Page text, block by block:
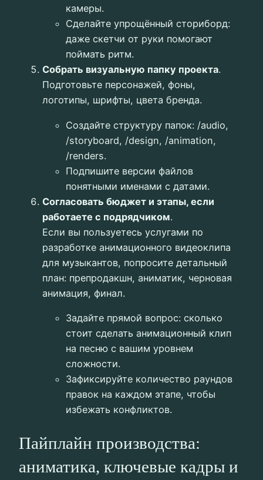
камеры.
Сделайте упрощённый сториборд:
даже скетчи от руки помогают
поймать ритм.
Собрать визуальную папку проекта.
Подготовьте персонажей, фоны,
логотипы, шрифты, цвета бренда.
Создайте структуру папок: /audio,
/storyboard, /design, /animation,
/renders.
Подпишите версии файлов
понятными именами с датами.
Согласовать бюджет и этапы, если
работаете с подрядчиком.
Если вы пользуетесь услугами по
разработке анимационного видеоклипа
для музыкантов, попросите детальный
план: препродакшн, аниматик, черновая
анимация, финал.
Задайте прямой вопрос: сколько
стоит сделать анимационный клип
на песню с вашим уровнем
сложности.
Зафиксируйте количество раундов
правок на каждом этапе, чтобы
избежать конфликтов.
Пайплайн производства:
аниматика, ключевые кадры и